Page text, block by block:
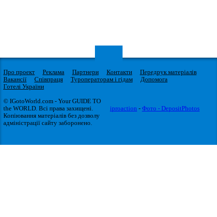
Про проект Реклама Партнери Контакти
Передрук матеріалів
Вакансії
Співпраця Туроператорам і гідам
Допомога
Готелі України
© IGotoWorld.com - Your GUIDE TO
the WORLD. Всі права захищені.
Копіювання матеріалів без дозволу
адміністрації сайту заборонено.
iproaction - Фото - DepositPhotos